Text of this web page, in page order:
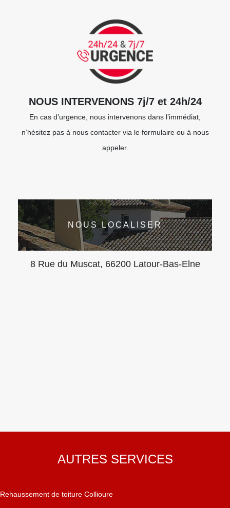
NOUS INTERVENONS 7j/7 et 24h/24
En cas d’urgence, nous intervenons dans l’immédiat,
n’hésitez pas à nous contacter via le formulaire ou à nous
appeler.
NOUS LOCALISER
8 Rue du Muscat, 66200 Latour-Bas-Elne
AUTRES SERVICES
Rehaussement de toiture Collioure